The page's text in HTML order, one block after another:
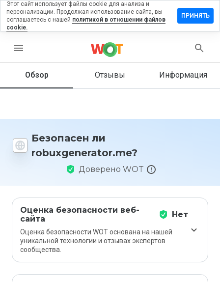
menu
Обзор Отзывы Информация
Безопасен ли
robuxgenerator.me?
Доверено WOT
Оценка безопасности веб-
сайта
Нет
Оценка безопасности WOT основана на нашей
уникальной технологии и отзывах экспертов
сообщества.
отзыв
Как бы
этот
1 до 5?
Этот сайт использует файлы cookie для анализа и
персонализации. Продолжая использование сайта, вы
соглашаетесь с нашей политикой в отношении файлов
cookie.
ПРИНЯТЬ